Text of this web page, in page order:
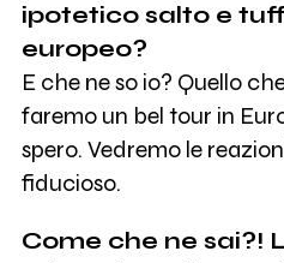
ipotetico salto e
europeo?
E che ne so io? Quello
faremo un bel tour in
spero. Vedremo le
fiducioso.
Come che ne sai?!